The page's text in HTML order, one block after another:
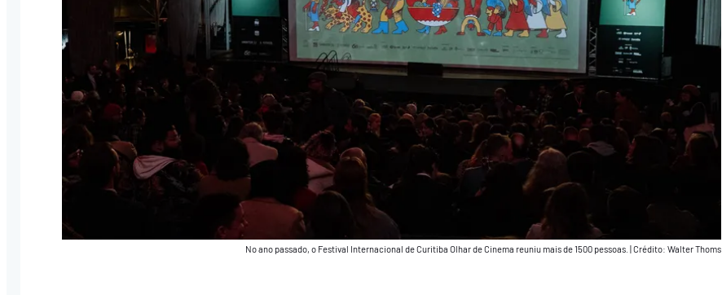
No ano passado, o Festival Internacional de Curitiba Olhar de Cinema reuniu mais de 1500 pessoas. |Crédito: Walter Thoms